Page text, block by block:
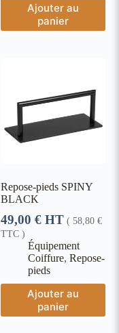
Ajouter au
panier
Repose-pieds SPINY
BLACK
49,00 € HT ( 58,80 €
TTC )
Équipement
Coiffure, Repose-
pieds
Ajouter au
panier